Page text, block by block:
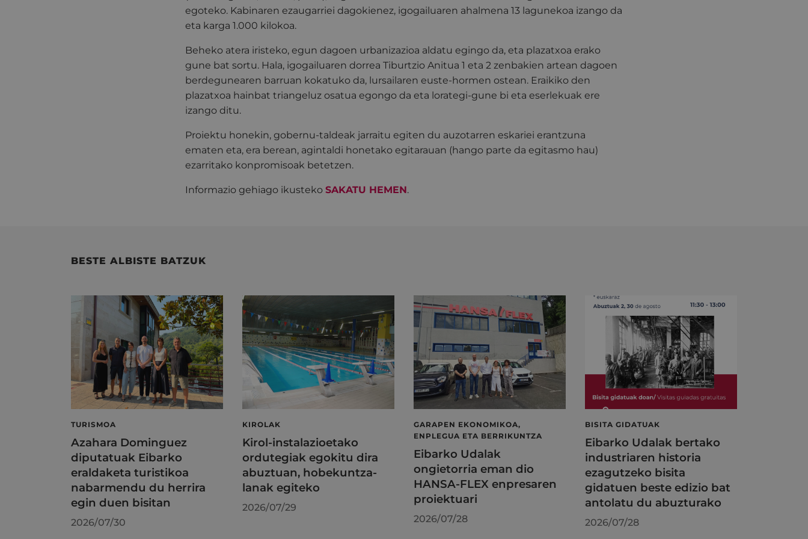
egoteko. Kabinaren ezaugarriei dagokienez, igogailuaren ahalmena 13 lagunekoa izango da
eta karga 1.000 kilokoa.
Beheko atera iristeko, egun dagoen urbanizazioa aldatu egingo da, eta plazatxoa erako
gune bat sortu. Hala, igogailuaren dorrea Tiburtzio Anitua 1 eta 2 zenbakien artean dagoen
berdegunearen barruan kokatuko da, lursailaren euste-hormen ostean. Eraikiko den
plazatxoa hainbat triangeluz osatua egongo da eta lorategi-gune bi eta eserlekuak ere
izango ditu.
Proiektu honekin, gobernu-taldeak jarraitu egiten du auzotarren eskariei erantzuna
ematen eta, era berean, agintaldi honetako egitarauan (hango parte da egitasmo hau)
ezarritako konpromisoak betetzen.
Informazio gehiago ikusteko SAKATU HEMEN.
BESTE ALBISTE BATZUK
TURISMOA
Azahara Dominguez
diputatuak Eibarko
eraldaketa turistikoa
nabarmendu du herrira
egin duen bisitan
2026/07/30
KIROLAK
Kirol-instalazioetako
ordutegiak egokitu dira
abuztuan, hobekuntza-
lanak egiteko
2026/07/29
GARAPEN EKONOMIKOA,
ENPLEGUA ETA BERRIKUNTZA
Eibarko Udalak
ongietorria eman dio
HANSA-FLEX enpresaren
proiektuari
2026/07/28
BISITA GIDATUAK
Eibarko Udalak bertako
industriaren historia
ezagutzeko bisita
gidatuen beste edizio bat
antolatu du abuzturako
2026/07/28